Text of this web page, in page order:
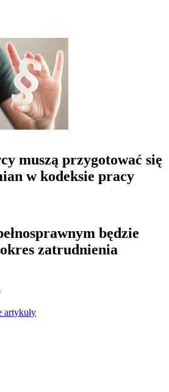
muszą przygotować się
w kodeksie pracy
będzie
zatrudnienia
artykuły